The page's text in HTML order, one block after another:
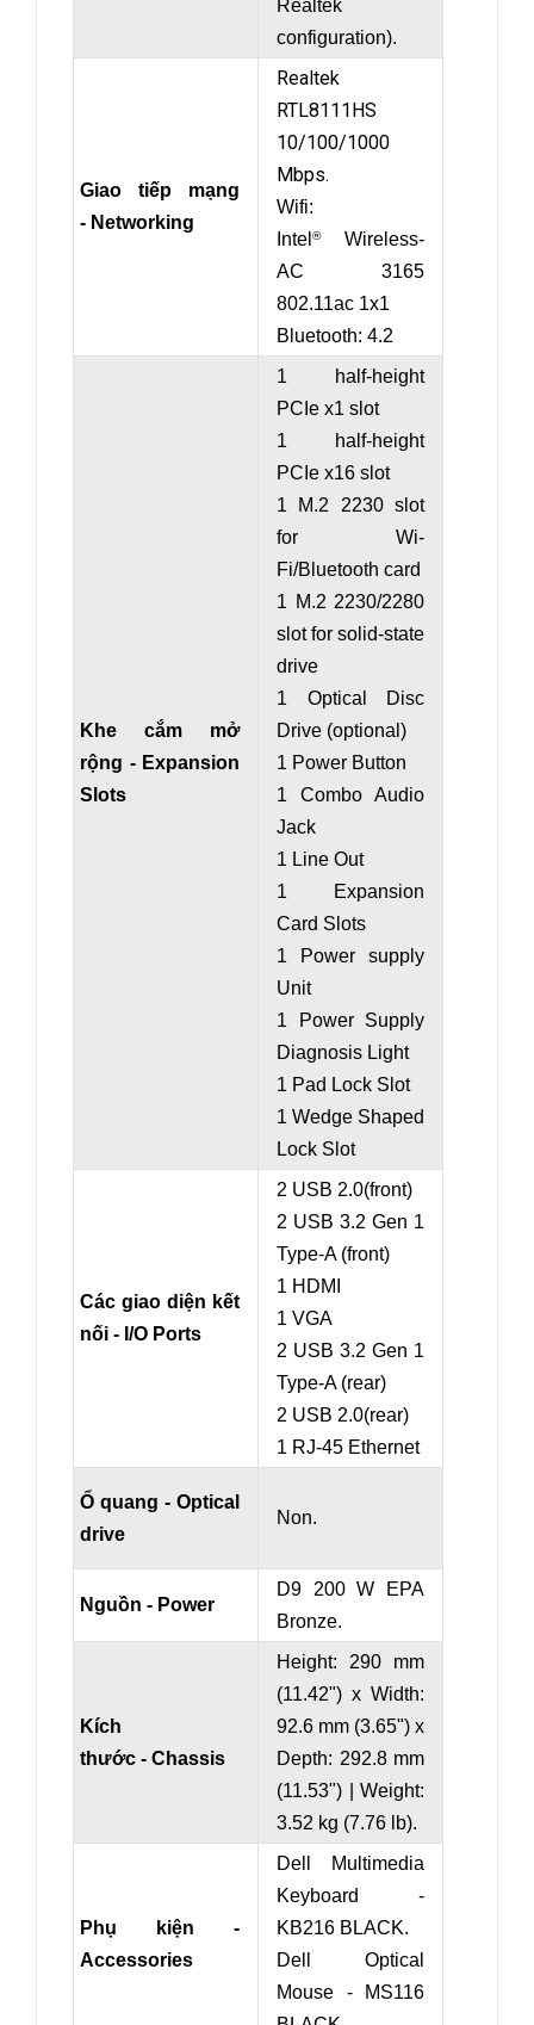
Realtek
configuration).
Giao tiếp mạng
- Networking
Realtek
RTL8111HS
10/100/1000
Mbps.
Wifi:
Intel ®Wireless-
AC 3165
802.11ac 1x1
Bluetooth: 4.2
Khe cắm mở
rộng - Expansion
Slots
1 half-height
PCIe x1 slot
1 half-height
PCIe x16 slot
1 M.2 2230 slot
for Wi-
Fi/Bluetooth card
1 M.2 2230/2280
slot for solid-state
drive
1 Optical Disc
Drive (optional)
1 Power Button
1 Combo Audio
Jack
1 Line Out
1 Expansion
Card Slots
1 Power supply
Unit
1 Power Supply
Diagnosis Light
1 Pad Lock Slot
1 Wedge Shaped
Lock Slot
Các giao diện kết
nối - I/O Ports
2 USB 2.0(front)
2 USB 3.2 Gen 1
Type-A (front)
1 HDMI
1 VGA
2 USB 3.2 Gen 1
Type-A (rear)
2 USB 2.0(rear)
1 RJ-45 Ethernet
Ổ quang - Optical
drive
Non.
Nguồn - Power
D9 200 W EPA
Bronze.
Kích
thước - Chassis
Height: 290 mm
(11.42") x Width:
92.6 mm (3.65") x
Depth: 292.8 mm
(11.53") | Weight:
3.52 kg (7.76 lb).
Phụ kiện -
Accessories
Dell Multimedia
Keyboard -
KB216 BLACK.
Dell Optical
Mouse - MS116